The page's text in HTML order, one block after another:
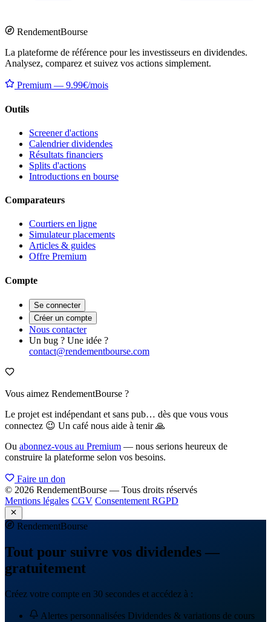
RendementBourse
La plateforme de référence pour les investisseurs en dividendes.
Analysez, comparez et suivez vos actions simplement.
Premium — 9.99€/mois
Outils
Screener d'actions
Calendrier dividendes
Résultats financiers
Splits d'actions
Introductions en bourse
Comparateurs
Courtiers en ligne
Simulateur placements
Articles & guides
Offre Premium
Compte
Se connecter
Créer un compte
Nous contacter
Un bug ? Une idée ?
contact@rendementbourse.com
Vous aimez RendementBourse ?
Le projet est indépendant et sans pub… dès que vous vous
connectez 😉 Un café nous aide à tenir 🙏
Ou abonnez-vous au Premium — nous serions heureux de
construire la plateforme selon vos besoins.
Faire un don
© 2026 RendementBourse — Tous droits réservés
Mentions légales CGV Consentement RGPD
RendementBourse
Tout pour suivre vos dividendes —
gratuitement
Créez votre compte en 30 secondes et accédez à :
Alertes personnalisées Dividendes & variations de cours